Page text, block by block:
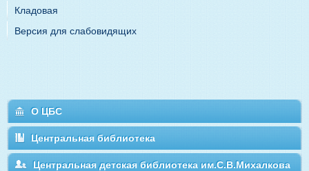
Кладовая
Версия для слабовидящих
О ЦБС
Центральная библиотека
Центральная детская библиотека им.С.В.Михалкова